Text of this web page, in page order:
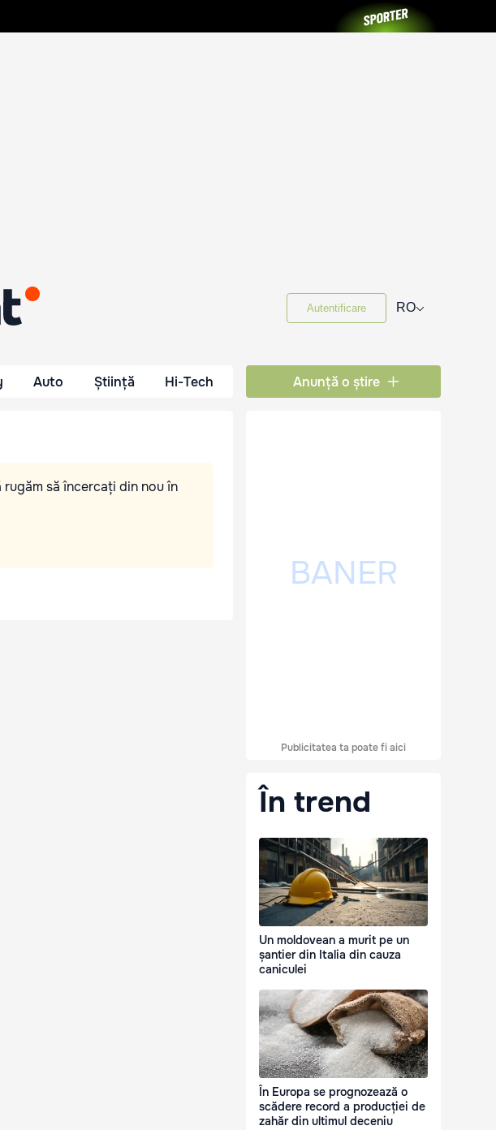
Autentificare RO⌵
Auto Știință Hi-Tech Anunță o știre
să încercați din nou în
Publicitatea ta poate fi aici
În trend
Un moldovean a murit pe un
șantier din Italia din cauza
caniculei
În Europa se prognozează o
scădere record a producției de
zahăr din ultimul deceniu